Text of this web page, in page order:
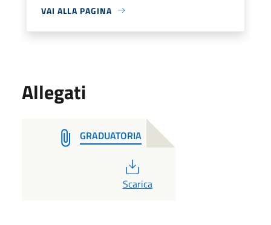
VAI ALLA PAGINA
Allegati
GRADUATORIA
PDF
Scarica